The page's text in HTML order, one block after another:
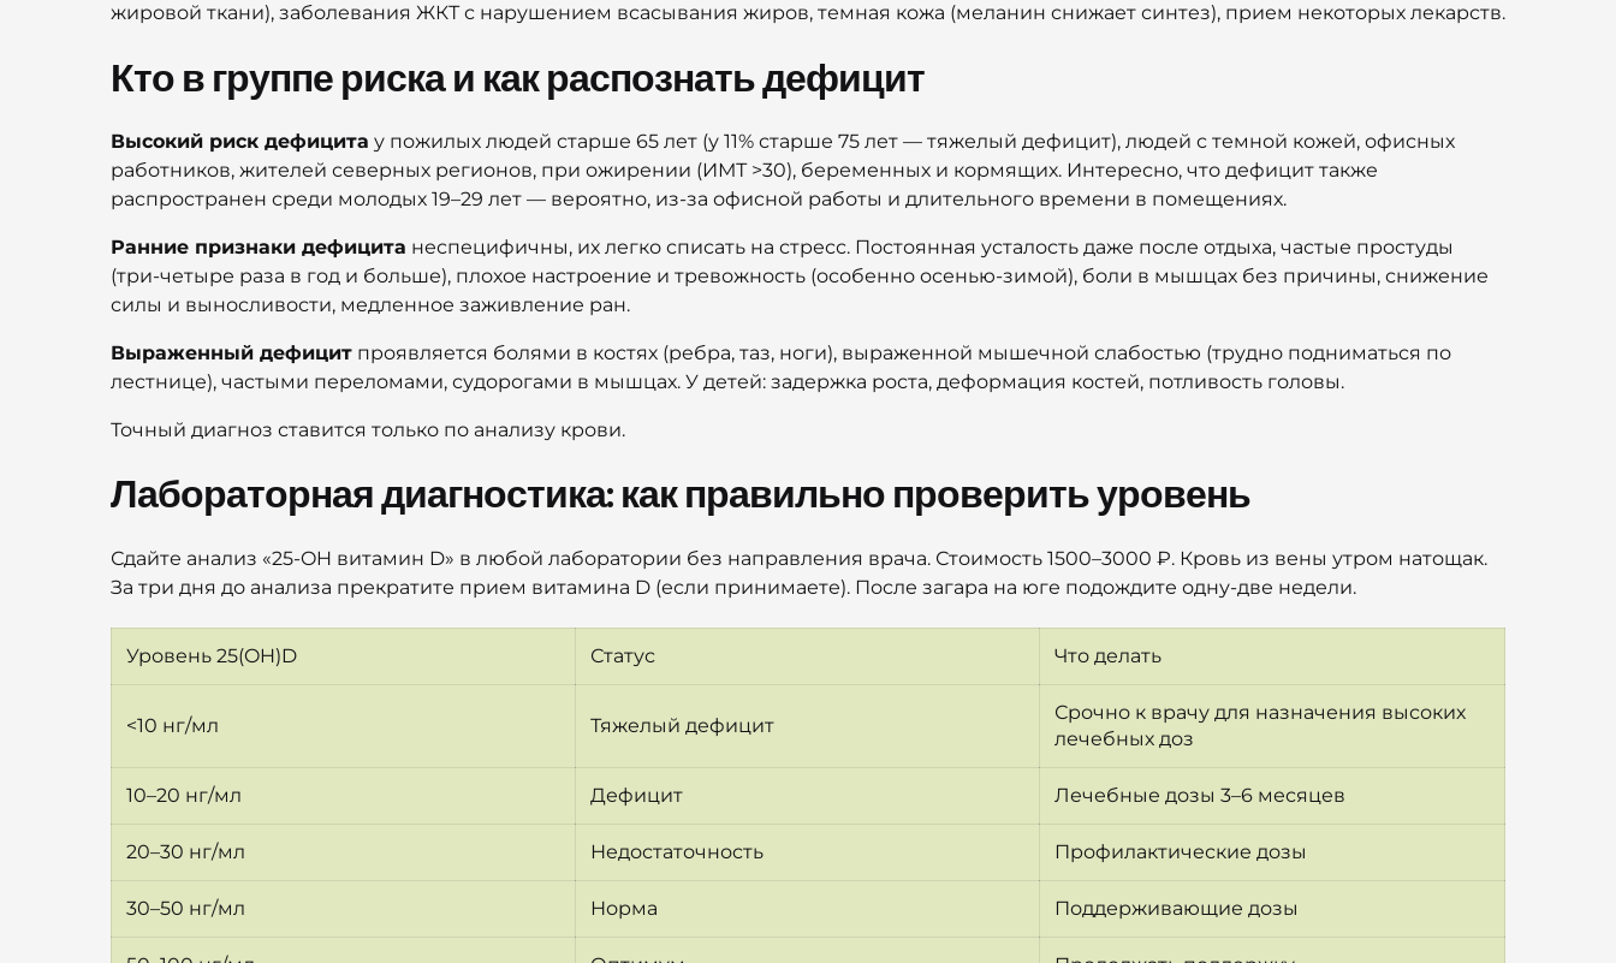
жировой ткани), заболевания ЖКТ с нарушением всасывания жиров, темная кожа (меланин снижает синтез), прием некоторых лекарств.
Кто в группе риска и как распознать дефицит
Высокий риск дефицита у пожилых людей старше 65 лет (у 11% старше 75 лет — тяжелый дефицит), людей с темной кожей, офисных
работников, жителей северных регионов, при ожирении (ИМТ >30), беременных и кормящих. Интересно, что дефицит также
распространен среди молодых 19–29 лет — вероятно, из-за офисной работы и длительного времени в помещениях.
Ранние признаки дефицита неспецифичны, их легко списать на стресс. Постоянная усталость даже после отдыха, частые простуды
(три-четыре раза в год и больше), плохое настроение и тревожность (особенно осенью-зимой), боли в мышцах без причины, снижение
силы и выносливости, медленное заживление ран.
Выраженный дефицит проявляется болями в костях (ребра, таз, ноги), выраженной мышечной слабостью (трудно подниматься по
лестнице), частыми переломами, судорогами в мышцах. У детей: задержка роста, деформация костей, потливость головы.
Точный диагноз ставится только по анализу крови.
Лабораторная диагностика: как правильно проверить уровень
Сдайте анализ «25-OH витамин D» в любой лаборатории без направления врача. Стоимость 1500–3000 ₽. Кровь из вены утром натощак.
За три дня до анализа прекратите прием витамина D (если принимаете). После загара на юге подождите одну-две недели.
Уровень 25(OH)D Статус Что делать
<10 нг/мл Тяжелый дефицит
Срочно к врачу для назначения высоких
лечебных доз
10–20 нг/мл Дефицит Лечебные дозы 3–6 месяцев
20–30 нг/мл Недостаточность Профилактические дозы
30–50 нг/мл Норма Поддерживающие дозы